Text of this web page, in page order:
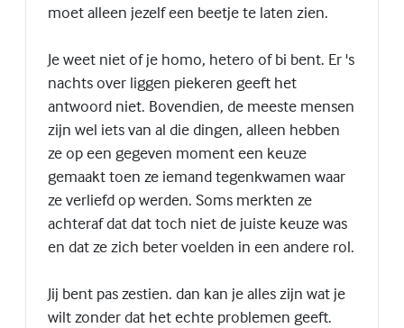
moet alleen jezelf een beetje te laten zien.
Je weet niet of je homo, hetero of bi bent. Er 's
nachts over liggen piekeren geeft het
antwoord niet. Bovendien, de meeste mensen
zijn wel iets van al die dingen, alleen hebben
ze op een gegeven moment een keuze
gemaakt toen ze iemand tegenkwamen waar
ze verliefd op werden. Soms merkten ze
achteraf dat dat toch niet de juiste keuze was
en dat ze zich beter voelden in een andere rol.
Jij bent pas zestien. dan kan je alles zijn wat je
wilt zonder dat het echte problemen geeft.